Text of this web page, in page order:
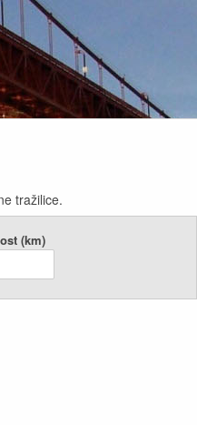
tražilice.
(km)